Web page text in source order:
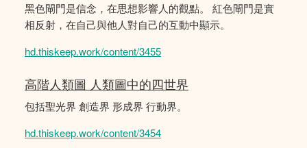
黑色閘門是信念，在思想影響人的觀點。 紅色閘門是實
相反射，在自己與他人對自己的互動中顯示。
hd.thiskeep.work/content/3455
高階人類圖 人類圖中的四世界
包括聖光界 創造界 形成界 行動界。
hd.thiskeep.work/content/3454